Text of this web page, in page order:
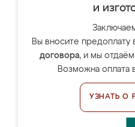
и
Вы вносите предоплату
договора, и мы отдаём
Возможна оплата
УЗНАТЬ О